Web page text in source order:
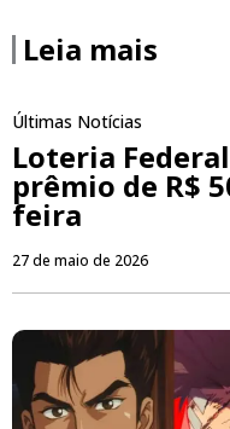
Leia mais
Últimas Notícias
Loteria
prêmio de R$
feira
27 de maio de 2026